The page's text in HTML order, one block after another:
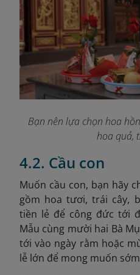
Bạn nên lựa chọn hoa
hoa quả,
4.2. Cầu con
Muốn cầu con, bạn hãy
gồm hoa tươi, trái cây,
tiền lẻ để công đức tới
Mẫu cùng mười hai Bà
tới vào ngày rằm hoặc
lễ lớn để mong muốn